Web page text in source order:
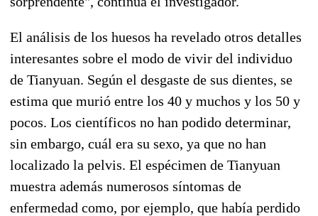
El análisis de los huesos ha revelado otros detalles
interesantes sobre el modo de vivir del individuo
de Tianyuan. Según el desgaste de sus dientes, se
estima que murió entre los 40 y muchos y los 50 y
pocos. Los científicos no han podido determinar,
sin embargo, cuál era su sexo, ya que no han
localizado la pelvis. El espécimen de Tianyuan
muestra además numerosos síntomas de
enfermedad como, por ejemplo, que había perdido